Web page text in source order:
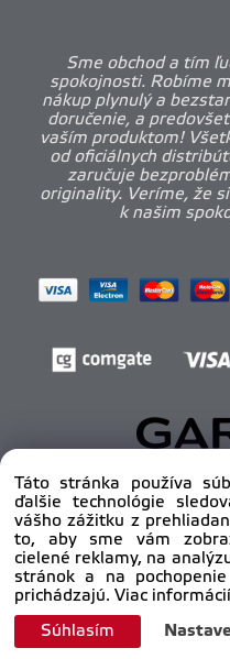
Sme obchod a tím
spokojnosti. Robíme
nákup plynulý a
doručenie, a
vaším produktom!
od oficiálnych
zaručuje
originality. Veríme, že
k našim
Copyright © 2012 -
Vytvorené
Táto stránka používa
ďalšie technológie
vášho zážitku z
to, aby sme vám
cielené reklamy, na
stránok a na
prichádzajú. Viac informácií
Súhlasím